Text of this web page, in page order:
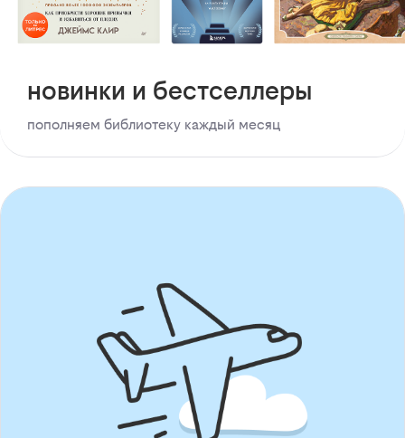
новинки и бестселлеры
пополняем библиотеку каждый месяц